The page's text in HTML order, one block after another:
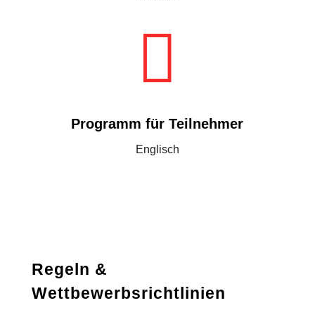

Programm für Teilnehmer
Englisch
Regeln &
Wettbewerbsrichtlinien